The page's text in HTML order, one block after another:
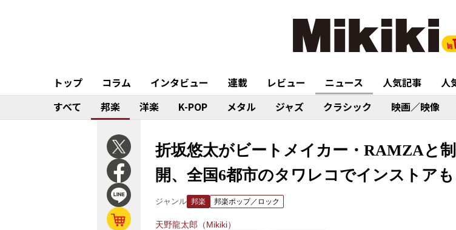
トップ コラム インタビュー 連載 レビュー ニュース 人気記事
人
すべて
邦楽 洋楽 K-POP メタル ジャズ クラシック 映画／映像
折坂悠太がビートメイカー・RAMZAと
開、全国6都市のタワレコでインストアも
ジャンル 邦楽 邦楽ポップ／ロック
天野龍太郎（Mikiki）